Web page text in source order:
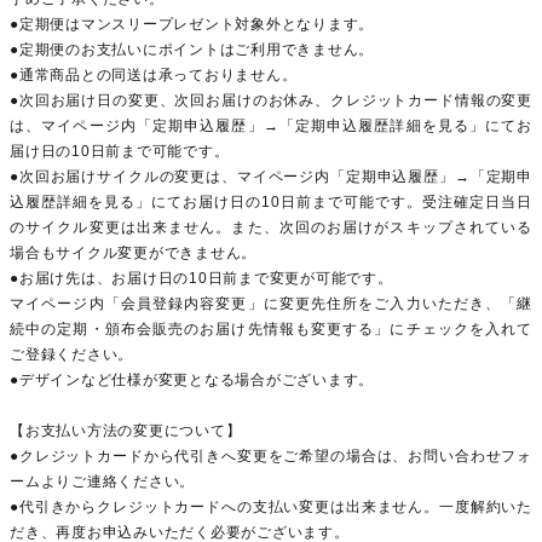
●定期便はマンスリープレゼント対象外となります。
●定期便のお支払いにポイントはご利用できません。
●通常商品との同送は承っておりません。
●次回お届け日の変更、次回お届けのお休み、クレジットカード情報の変更
は、マイページ内「定期申込履歴」→「定期申込履歴詳細を見る」にてお
届け日の10日前まで可能です。
●次回お届けサイクルの変更は、マイページ内「定期申込履歴」→「定期申
込履歴詳細を見る」にてお届け日の10日前まで可能です。受注確定日当日
のサイクル変更は出来ません。また、次回のお届けがスキップされている
場合もサイクル変更ができません。
●お届け先は、お届け日の10日前まで変更が可能です。
マイページ内「会員登録内容変更」に変更先住所をご入力いただき、「継
続中の定期・頒布会販売のお届け先情報も変更する」にチェックを入れて
ご登録ください。
●デザインなど仕様が変更となる場合がございます。
【お支払い方法の変更について】
●クレジットカードから代引きへ変更をご希望の場合は、お問い合わせフォ
ームよりご連絡ください。
●代引きからクレジットカードへの支払い変更は出来ません。一度解約いた
だき、再度お申込みいただく必要がございます。